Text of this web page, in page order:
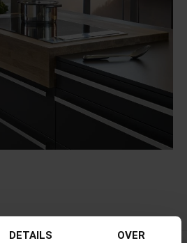
DETAILS OVER